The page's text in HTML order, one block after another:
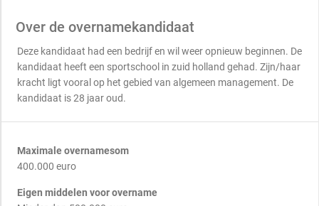
Over de overnamekandidaat
Deze kandidaat had een bedrijf en wil weer opnieuw beginnen. De
kandidaat heeft een sportschool in zuid holland gehad. Zijn/haar
kracht ligt vooral op het gebied van algemeen management. De
kandidaat is 28 jaar oud.
Maximale overnamesom
400.000 euro
Eigen middelen voor overname